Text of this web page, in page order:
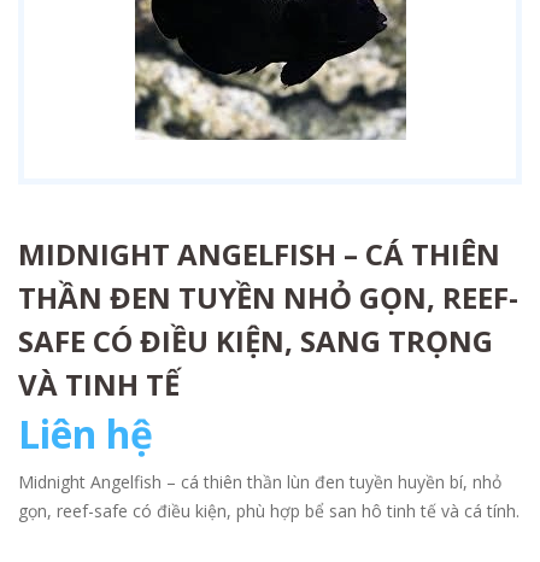
MIDNIGHT ANGELFISH – CÁ THIÊN
THẦN ĐEN TUYỀN NHỎ GỌN, REEF-
SAFE CÓ ĐIỀU KIỆN, SANG TRỌNG
VÀ TINH TẾ
Liên hệ
Midnight Angelfish – cá thiên thần lùn đen tuyền huyền bí, nhỏ
gọn, reef-safe có điều kiện, phù hợp bể san hô tinh tế và cá tính.